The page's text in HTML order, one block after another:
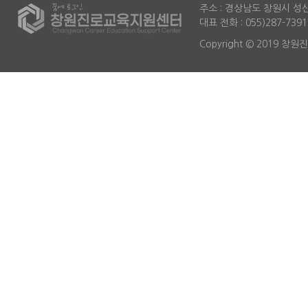
주소 : 경상남도 창원시 성
대표 전화 : 055)287-
Copyright © 2019 창원